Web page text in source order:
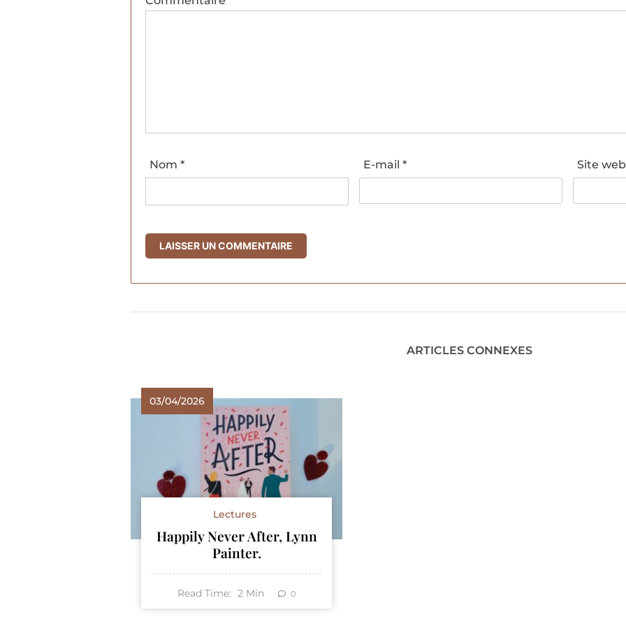
Nom * E-mail* Site web
ARTICLES CONNEXES
03/04/2026
Lectures
Happily Never After, Lynn
Painter.
Read Time: 2 Min 0